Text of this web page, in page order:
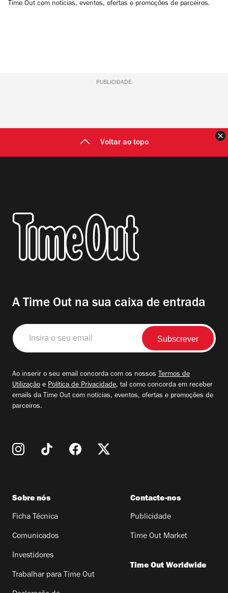
Time Out com notícias, eventos, ofertas e promoções de parceiros.
PUBLICIDADE
Voltar ao topo
A Time Out na sua caixa de entrada
Insira
o
seu
Ao inserir o seu email concorda com os nossos Termos de
Utilização e Política de Privacidade, tal como concorda em receber
emails da Time Out com notícias, eventos, ofertas e promoções de
parceiros.
Sobre nós
Ficha Técnica
Comunicados
Investidores
Trabalhar para Time Out
Contacte-nos
Publicidade
Time Out Market
Time Out Worldwide